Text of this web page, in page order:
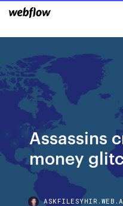
Assassins
money